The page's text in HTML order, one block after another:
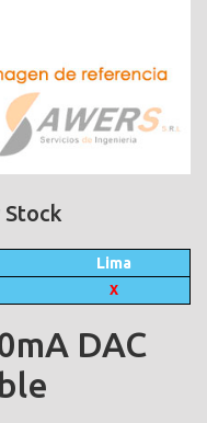
Stock
Lima
X
DAC